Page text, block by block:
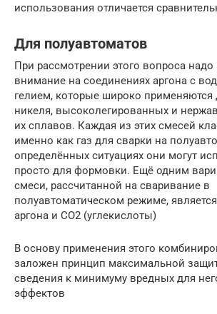
использования отличается
Для полуавтоматов
При рассмотрении этого вопроса надо
внимание на соединениях аргона с
гелием, которые широко применяются
никеля, высоколегированных и
их сплавов. Каждая из этих смесей
именно как газ для сварки на
определённых ситуациях они могут
просто для формовки. Ещё одним
смеси, рассчитанной на сваривание в
полуавтоматическом режиме,
аргона и СО2 (углекислоты)
В основу применения этого
заложен принцип максимальной
сведения к минимуму вредных для
эффектов